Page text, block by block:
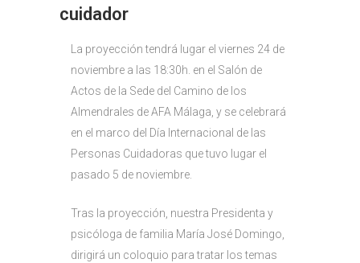
cuidador
La proyección tendrá lugar el viernes 24 de
noviembre a las 18:30h. en el Salón de
Actos de la Sede del Camino de los
Almendrales de AFA Málaga, y se celebrará
en el marco del Día Internacional de las
Personas Cuidadoras que tuvo lugar el
pasado 5 de noviembre.
Tras la proyección, nuestra Presidenta y
psicóloga de familia María José Domingo,
dirigirá un coloquio para tratar los temas